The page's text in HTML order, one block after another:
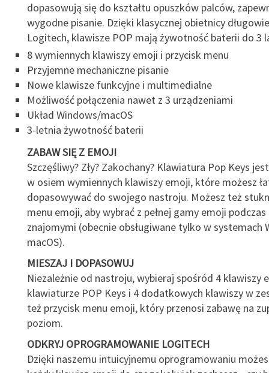
dopasowują się do kształtu opuszków palców,
wygodne pisanie. Dzięki klasycznej obietnicy
Logitech, klawisze POP mają żywotność baterii do 3
8 wymiennych klawiszy emoji i przycisk menu
Przyjemne mechaniczne pisanie
Nowe klawisze funkcyjne i multimedialne
Możliwość połączenia nawet z 3 urządzeniami
Układ Windows/macOS
3-letnia żywotność baterii
ZABAW SIĘ Z EMOJI
Szczęśliwy? Zły? Zakochany? Klawiatura Pop Keys
w osiem wymiennych klawiszy emoji, które możesz
dopasowywać do swojego nastroju. Możesz też
menu emoji, aby wybrać z pełnej gamy emoji
znajomymi (obecnie obsługiwane tylko w systemach
macOS).
MIESZAJ I DOPASOWUJ
Niezależnie od nastroju, wybieraj spośród 4 klawiszy
klawiaturze POP Keys i 4 dodatkowych klawiszy w
też przycisk menu emoji, który przenosi zabawę na
poziom.
ODKRYJ OPROGRAMOWANIE LOGITECH
Dzięki naszemu intuicyjnemu oprogramowaniu